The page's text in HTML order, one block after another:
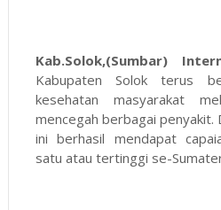
Kab.Solok,(Sumbar)
Kabupaten Solok terus
kesehatan masyarakat
mencegah berbagai penyakit.
ini berhasil mendapat
satu atau tertinggi se-